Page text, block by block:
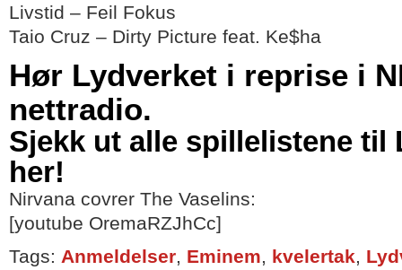
Livstid – Feil Fokus
Taio Cruz – Dirty Picture feat. Ke$ha
Hør Lydverket i reprise i
nettradio.
Sjekk ut alle spillelistene til
her!
Nirvana covrer The Vaselins:
[youtube OremaRZJhCc]
Tags: Anmeldelser, Eminem, kvelertak,